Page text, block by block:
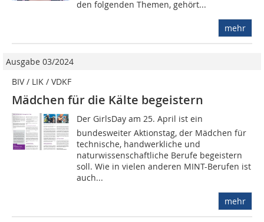
den folgenden Themen, gehört...
mehr
Ausgabe 03/2024
BIV / LIK / VDKF
Mädchen für die Kälte begeistern
Der GirlsDay am 25. April ist ein
bundesweiter Aktionstag, der Mädchen für
technische, handwerkliche und
naturwissenschaftliche Berufe begeistern
soll. Wie in vielen anderen MINT-Berufen ist
auch...
mehr